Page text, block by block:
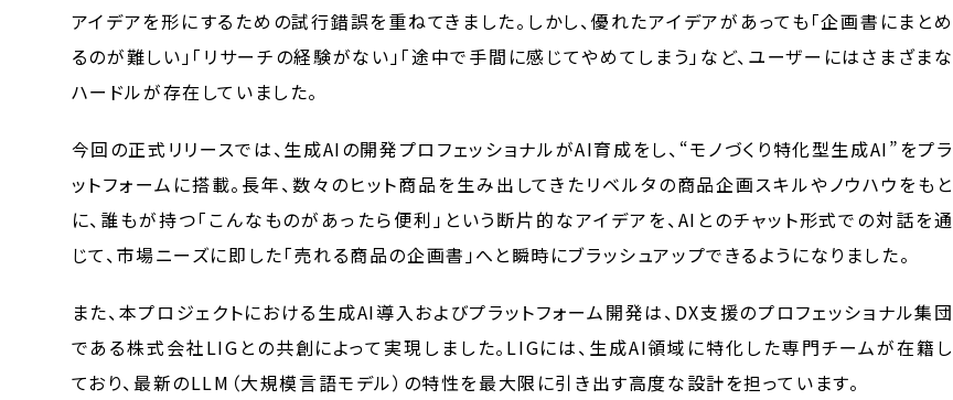
アイデアを形にするための試行錯誤を重ねてきました。しかし、優れたアイデアがあっても「企画書にまとめ
るのが難しい」「リサーチの経験がない」「途中で手間に感じてやめてしまう」など、ユーザーにはさまざまな
ハードルが存在していました。
今回の正式リリースでは、生成AIの開発プロフェッショナルがAI育成をし、“モノづくり特化型生成AI”をプラ
ットフォームに搭載。長年、数々のヒット商品を生み出してきたリベルタの商品企画スキルやノウハウをもと
に、誰もが持つ「こんなものがあったら便利」という断片的なアイデアを、AIとのチャット形式での対話を通
じて、市場ニーズに即した「売れる商品の企画書」へと瞬時にブラッシュアップできるようになりました。
また、本プロジェクトにおける生成AI導入およびプラットフォーム開発は、DX支援のプロフェッショナル集団
である株式会社LIGとの共創によって実現しました。LIGには、生成AI領域に特化した専門チームが在籍し
ており、最新のLLM（大規模言語モデル）の特性を最大限に引き出す高度な設計を担っています。